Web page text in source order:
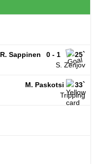
R. Sappinen 0 - 1
25`
S. Zenjov
M. Paskotsi
33`
Tripping